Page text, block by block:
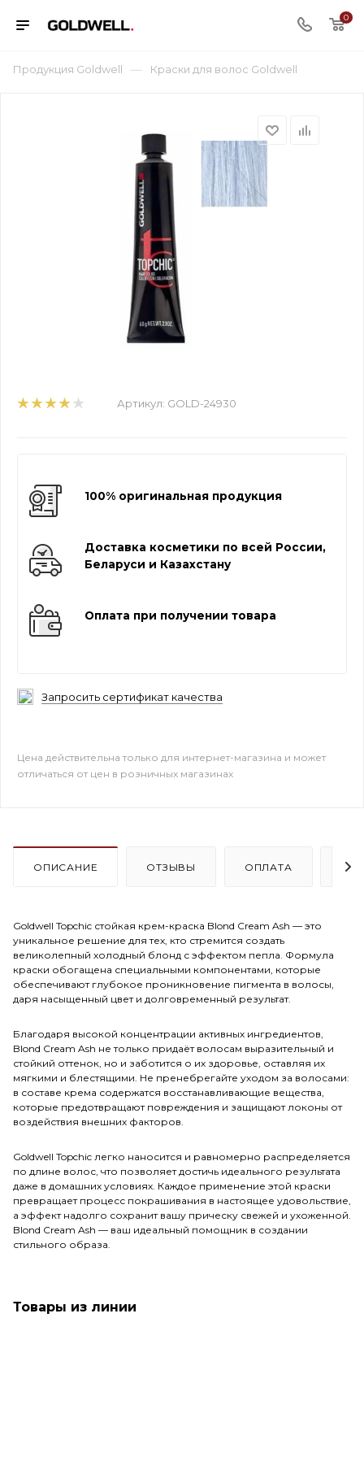
0
Продукция Goldwell — Краски для волос Goldwell
Артикул: GOLD-24930
100% оригинальная продукция
Доставка косметики по всей России,
Беларуси и Казахстану
Оплата при получении товара
Запросить сертификат качества
Цена действительна только для интернет-магазина и может
отличаться от цен в розничных магазинах
ОПИСАНИЕ ОТЗЫВЫ ОПЛАТА
Goldwell Topchic стойкая крем-краска Blond Cream Ash — это
уникальное решение для тех, кто стремится создать
великолепный холодный блонд с эффектом пепла. Формула
краски обогащена специальными компонентами, которые
обеспечивают глубокое проникновение пигмента в волосы,
даря насыщенный цвет и долговременный результат.
Благодаря высокой концентрации активных ингредиентов,
Blond Cream Ash не только придаёт волосам выразительный и
стойкий оттенок, но и заботится о их здоровье, оставляя их
мягкими и блестящими. Не пренебрегайте уходом за волосами:
в составе крема содержатся восстанавливающие вещества,
которые предотвращают повреждения и защищают локоны от
воздействия внешних факторов.
Goldwell Topchic легко наносится и равномерно распределяется
по длине волос, что позволяет достичь идеального результата
даже в домашних условиях. Каждое применение этой краски
превращает процесс покрашивания в настоящее удовольствие,
а эффект надолго сохранит вашу прическу свежей и ухоженной.
Blond Cream Ash — ваш идеальный помощник в создании
стильного образа.
Товары из линии